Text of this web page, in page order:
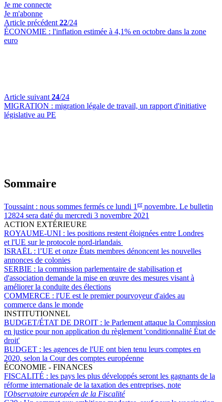
Je me connecte
Je m'abonne
Article précédent 22/24
ÉCONOMIE : l'inflation estimée à 4,1% en octobre dans la zone
euro
Article suivant 24/24
MIGRATION : migration légale de travail, un rapport d'initiative
législative au PE
Sommaire
Toussaint : nous sommes fermés ce lundi 1 ernovembre. Le bulletin
12824 sera daté du mercredi 3 novembre 2021
ACTION EXTÉRIEURE
ROYAUME-UNI : les positions restent éloignées entre Londres
et l'UE sur le protocole nord-irlandais
ISRAËL : l’UE et onze États membres dénoncent les nouvelles
annonces de colonies
SERBIE : la commission parlementaire de stabilisation et
d'association demande la mise en œuvre des mesures visant à
améliorer la conduite des élections
COMMERCE : l'UE est le premier pourvoyeur d'aides au
commerce dans le monde
INSTITUTIONNEL
BUDGET/ÉTAT DE DROIT : le Parlement attaque la Commission
en justice pour non application du règlement 'conditionnalité État de
droit'
BUDGET : les agences de l'UE ont bien tenu leurs comptes en
2020, selon la Cour des comptes européenne
ÉCONOMIE - FINANCES
FISCALITÉ : les pays les plus développés seront les gagnants de la
réforme internationale de la taxation des entreprises, note
l'Observatoire européen de la Fiscalité